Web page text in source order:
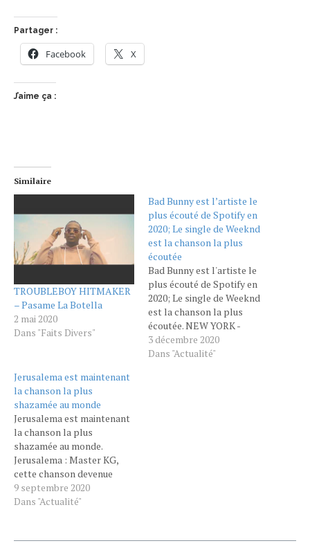
Partager :
Facebook X
J’aime ça :
Similaire
TROUBLEBOY HITMAKER
– Pasame La Botella
2 mai 2020
Dans "Faits Divers"
Bad Bunny est l’artiste le
plus écouté de Spotify en
2020; Le single de Weeknd
est la chanson la plus
écoutée
Bad Bunny est l'artiste le
plus écouté de Spotify en
2020; Le single de Weeknd
est la chanson la plus
écoutée. NEW YORK -
L'artiste le plus joué de
l'année
3 décembre 2020
Dans "Actualité"
Jerusalema est maintenant
la chanson la plus
shazamée au monde
Jerusalema est maintenant
la chanson la plus
shazamée au monde.
Jerusalema : Master KG,
cette chanson devenue
virale, tellement elle est
adoptée dans le monde
infligées par le hitmaker
9 septembre 2020
Dans "Actualité"